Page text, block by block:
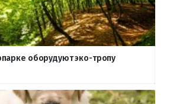
оборудуют эко-тропу